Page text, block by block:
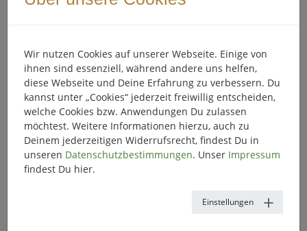
So einfach funktioniert die
Einrichtung
Registrieren & einloggen:
https://www.adventskalender.cloud/jetzt-ausprobieren
Theme auswählen:Hintergrundbild tauschen, CI
anpassen. Profis passen CSS im Kalender-Datensatz an.
Inhalte befüllen:Produkte, Gutscheine, Gewinnspiele
oder redaktionelle Inhalte hinzufügen.
Türchen für mehr Shopping-Umsatz und loyale Kunden.
Wir nutzen Cookies auf unserer Webseite. Einige von
ihnen sind essenziell, während andere uns helfen,
diese Webseite und Deine Erfahrung zu verbessern. Du
kannst unter „Cookies“ jederzeit freiwillig entscheiden,
welche Cookies bzw. Anwendungen Du zulassen
möchtest. Weitere Informationen hierzu, auch zu
Deinem jederzeitigen Widerrufsrecht, findest Du in
unseren Datenschutzbestimmungen. Unser Impressum
findest Du hier.
Einstellungen